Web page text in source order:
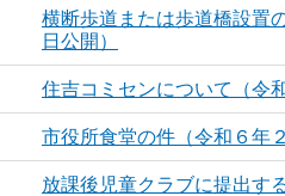
横断歩道または歩道橋設置
日公開）
住吉コミセンについて（令
市役所食堂の件（令和６年
放課後児童クラブに提出す